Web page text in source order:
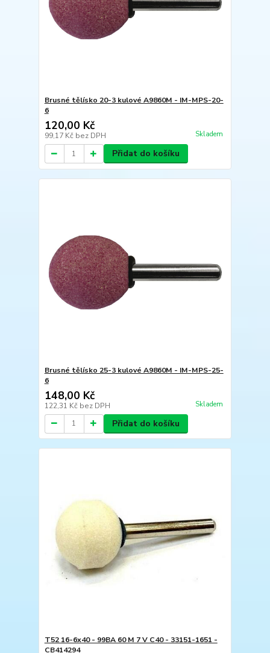
Brusné tělísko 20-3 kulové A9860M - IM-MPS-20-
6
120,00 Kč
99,17 Kč bez DPH Skladem
Přidat do košíku
Brusné tělísko 25-3 kulové A9860M - IM-MPS-25-
6
148,00 Kč
122,31 Kč bez DPH Skladem
Přidat do košíku
T52 16-6x40 - 99BA 60 M 7 V C40 - 33151-1651 -
CB414294